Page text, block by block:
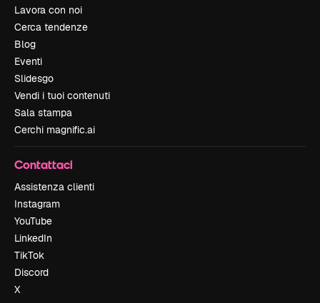
Lavora con noi
Cerca tendenze
Blog
Eventi
Slidesgo
Vendi i tuoi contenuti
Sala stampa
Cerchi magnific.ai
Contattaci
Assistenza clienti
Instagram
YouTube
LinkedIn
TikTok
Discord
X